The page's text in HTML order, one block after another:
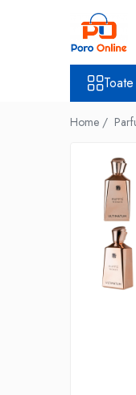
Toate Produsele
Parfumuri Arabesti
Home /